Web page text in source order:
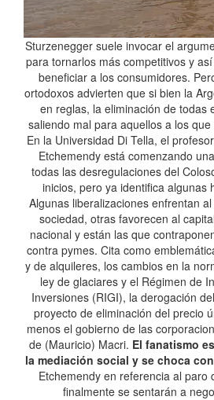
Sturzenegger suele invocar el
para tornarlos más competitivos y
beneficiar a los consumidores.
ortodoxos advierten que si bien la
en reglas, la eliminación de todas
saliendo mal para aquellos a los
En la Universidad Di Tella, el
Etchemendy está comenzando
todas las desregulaciones del
inicios, pero ya identifica algunas
Algunas liberalizaciones enfrentan
sociedad, otras favorecen al
nacional y están las que
contra pymes. Cita como
y de alquileres, los cambios en la
ley de glaciares y el Régimen de
Inversiones (RIGI), la derogación
proyecto de eliminación del precio
menos el gobierno de las
de (Mauricio) Macri. El fanatismo
la mediación social y se choca
Etchemendy en referencia al paro
finalmente se sentarán a